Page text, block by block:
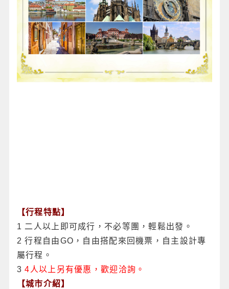
【行程特點】
1 二人以上即可成行，不必等團，輕鬆出發。
2 行程自由GO，自由搭配來回機票，自主設計專
屬行程。
34人以上另有優惠，歡迎洽詢。
【城市介紹】